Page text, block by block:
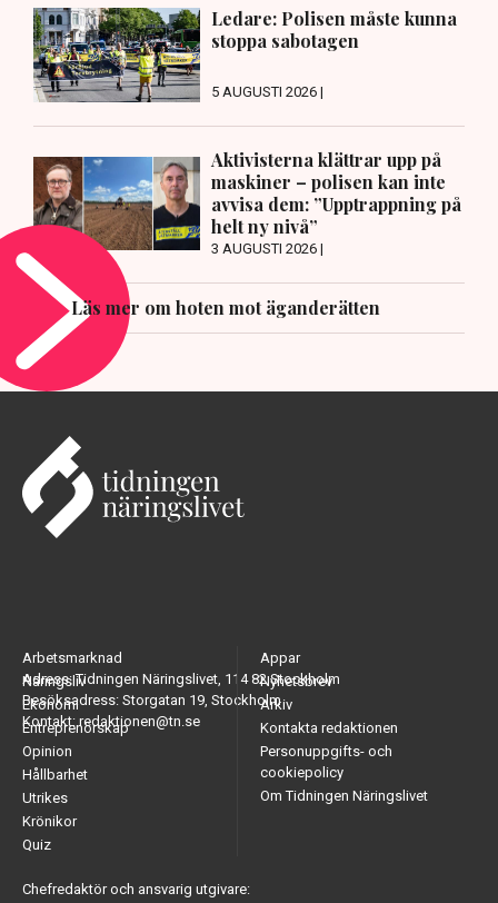
Ledare: Polisen måste kunna
stoppa sabotagen
5 AUGUSTI 2026 |
Aktivisterna klättrar upp på
maskiner – polisen kan inte
avvisa dem: ”Upptrappning på
helt ny nivå”
3 AUGUSTI 2026 |
Läs mer om hoten mot äganderätten
Adress: Tidningen Näringslivet, 114 82 Stockholm
Besöksadress: Storgatan 19, Stockholm
Kontakt: redaktionen@tn.se
Arbetsmarknad
Näringsliv
Ekonomi
Entreprenörskap
Opinion
Hållbarhet
Utrikes
Krönikor
Quiz
Appar
Nyhetsbrev
Arkiv
Kontakta redaktionen
Personuppgifts- och
cookiepolicy
Om Tidningen Näringslivet
Chefredaktör och ansvarig utgivare: